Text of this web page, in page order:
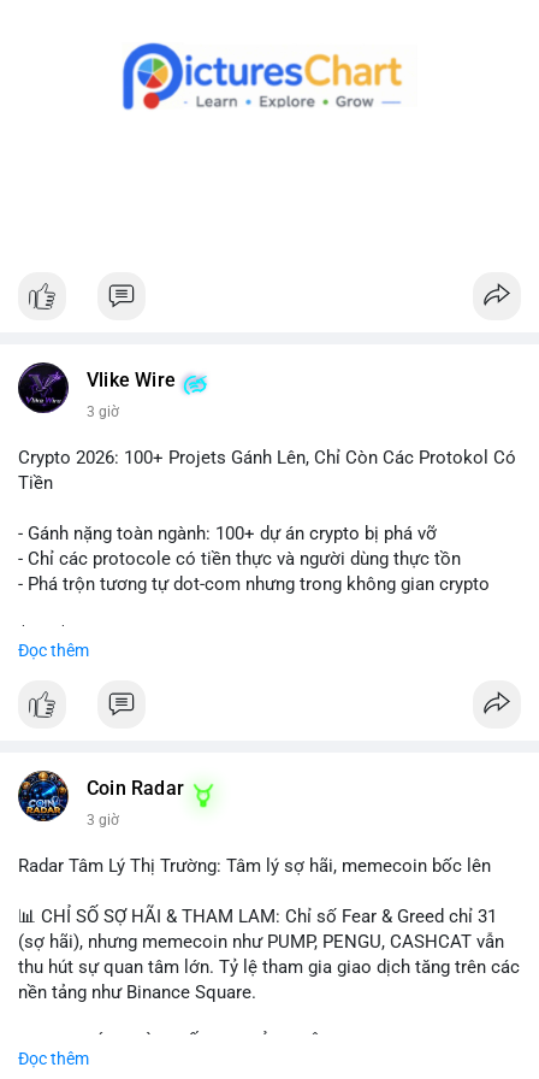
hành động theo cảm xúc. Nếu chuyển sang ví lạnh, đây là tín
hiệu tích cực cho xu hướng dài hạn.
Vlike Wire
3 giờ
Crypto 2026: 100+ Projets Gánh Lên, Chỉ Còn Các Protokol Có
Tiền
- Gánh nặng toàn ngành: 100+ dự án crypto bị phá vỡ
- Chỉ các protocole có tiền thực và người dùng thực tồn
- Phá trộn tương tự dot-com nhưng trong không gian crypto
Đọc thêm
Coin Radar
3 giờ
Radar Tâm Lý Thị Trường: Tâm lý sợ hãi, memecoin bốc lên
📊 CHỈ SỐ SỢ HÃI & THAM LAM: Chỉ số Fear & Greed chỉ 31
(sợ hãi), nhưng memecoin như PUMP, PENGU, CASHCAT vẫn
thu hút sự quan tâm lớn. Tỷ lệ tham gia giao dịch tăng trên các
nền tảng như Binance Square.
CASHCAT, SUI, TAO xuất hiện nhiều trong tìm kiếm Việt Nam
Đọc thêm